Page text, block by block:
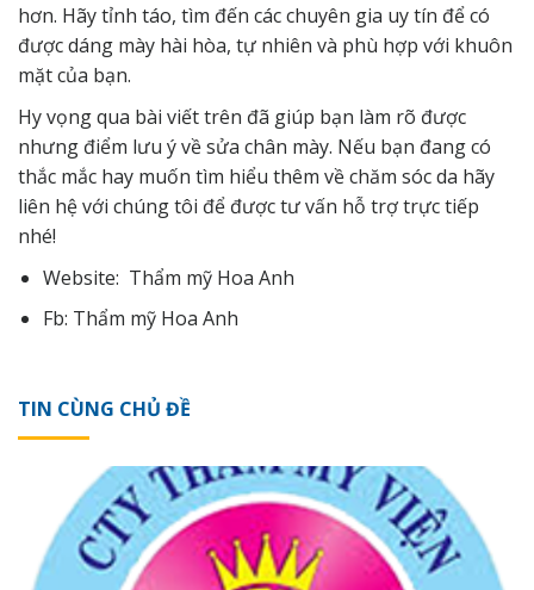
hơn. Hãy tỉnh táo, tìm đến các chuyên gia uy tín để có
được dáng mày hài hòa, tự nhiên và phù hợp với khuôn
mặt của bạn.
Hy vọng qua bài viết trên đã giúp bạn làm rõ được
nhưng điểm lưu ý về sửa chân mày. Nếu bạn đang có
thắc mắc hay muốn tìm hiểu thêm về chăm sóc da hãy
liên hệvới chúng tôi để được tư vấn hỗ trợ trực tiếp
nhé!
Website: Thẩm mỹ Hoa Anh
Fb: Thẩm mỹ Hoa Anh
TIN CÙNG CHỦ ĐỀ